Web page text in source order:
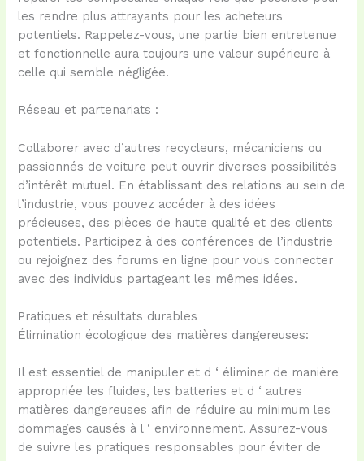
les rendre plus attrayants pour les acheteurs
potentiels. Rappelez-vous, une partie bien entretenue
et fonctionnelle aura toujours une valeur supérieure à
celle qui semble négligée.
Réseau et partenariats :
Collaborer avec d’autres recycleurs, mécaniciens ou
passionnés de voiture peut ouvrir diverses possibilités
d’intérêt mutuel. En établissant des relations au sein de
l’industrie, vous pouvez accéder à des idées
précieuses, des pièces de haute qualité et des clients
potentiels. Participez à des conférences de l’industrie
ou rejoignez des forums en ligne pour vous connecter
avec des individus partageant les mêmes idées.
Pratiques et résultats durables
Élimination écologique des matières dangereuses:
Il est essentiel de manipuler et d ‘ éliminer de manière
appropriée les fluides, les batteries et d ‘ autres
matières dangereuses afin de réduire au minimum les
dommages causés à l ‘ environnement. Assurez-vous
de suivre les pratiques responsables pour éviter de